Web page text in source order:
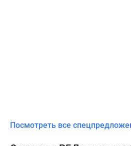
Посмотреть все